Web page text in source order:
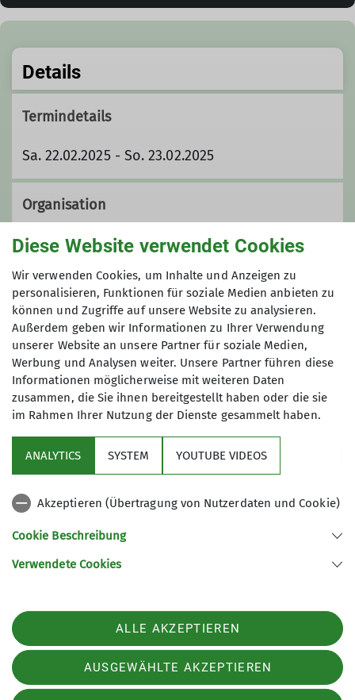
Details
Termindetails
Sa. 22.02.2025 - So. 23.02.2025
Organisation
Johann Rausch
+49-8223-3513
+49-172-63 31 139
Kontakt aufnehmen
Qualifikationen
Fachübungsleiter Skihochtouren
Ämter
Maximale Teilnehmeranzahl
7
Nützliche Links
Sektion Günzburg des Deutschen Alpenvereins e.V.
Telefon +4982219646199
Diese Website verwendet Cookies
Wir verwenden Cookies, um Inhalte und Anzeigen zu
personalisieren, Funktionen für soziale Medien anbieten zu
können und Zugriffe auf unsere Website zu analysieren.
Außerdem geben wir Informationen zu Ihrer Verwendung
unserer Website an unsere Partner für soziale Medien,
Werbung und Analysen weiter. Unsere Partner führen diese
Informationen möglicherweise mit weiteren Daten
zusammen, die Sie ihnen bereitgestellt haben oder die sie
im Rahmen Ihrer Nutzung der Dienste gesammelt haben.
ANALYTICS SYSTEM YOUTUBE VIDEOS
Akzeptieren (Übertragung von Nutzerdaten und Cookie)
Cookie Beschreibung
Verwendete Cookies
ALLE AKZEPTIEREN
AUSGEWÄHLTE AKZEPTIEREN